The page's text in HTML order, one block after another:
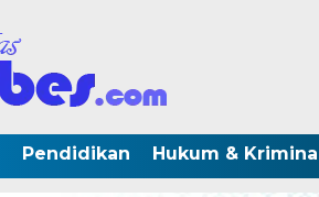
Pendidikan Hukum &